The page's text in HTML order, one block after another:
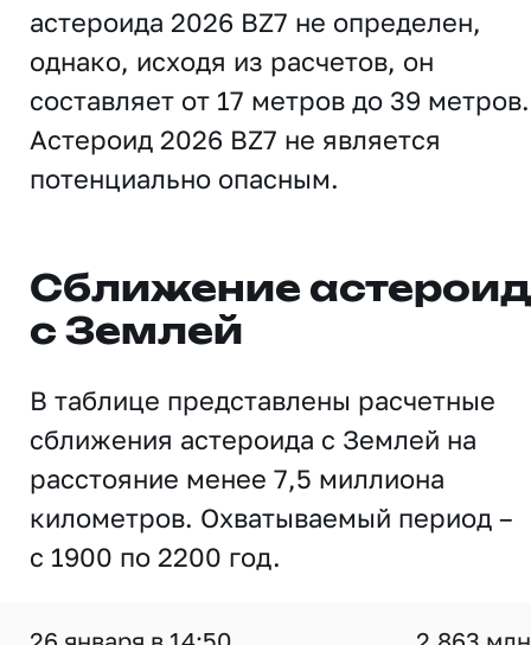
астероида 2026 BZ7 не определен,
однако, исходя из расчетов, он
составляет от 17 метров до 39 метров.
Астероид 2026 BZ7 не является
потенциально опасным.
Сближение
с Землей
В таблице представлены расчетные
сближения астероида с Землей на
расстояние менее 7,5 миллиона
километров. Охватываемый период –
с 1900 по 2200 год.